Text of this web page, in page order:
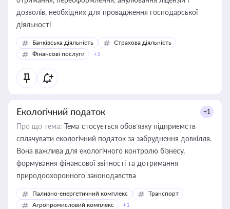
дозволів, необхідних для провадження господарської
діяльності
Банківська діяльність
Страхова діяльність
Фінансові послуги
+5
Екологічний податок +1
Про що тема: Тема стосується обов’язку підприємств
сплачувати екологічний податок за забруднення довкілля.
Вона важлива для екологічного контролю бізнесу,
формування фінансової звітності та дотримання
природоохоронного законодавства
Паливно-енергетичний комплекс
Транспорт
Агропромисловий комплекс
+1